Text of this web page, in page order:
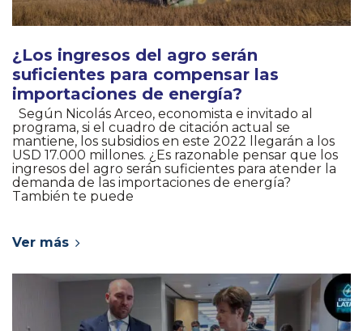
¿Los ingresos del agro serán
suficientes para compensar las
importaciones de energía?
Según Nicolás Arceo, economista e invitado al
programa, si el cuadro de citación actual se
mantiene, los subsidios en este 2022 llegarán a los
USD 17.000 millones. ¿Es razonable pensar que los
ingresos del agro serán suficientes para atender la
demanda de las importaciones de energía?
También te puede
Ver más